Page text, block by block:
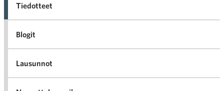
Tiedotteet
Blogit
Lausunnot